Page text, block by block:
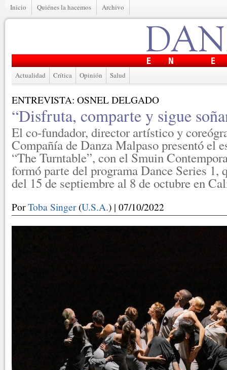
Inicio Quiénes la hacemos Archivo
Actualidad Crítica Opinión Salud
ENTREVISTA: OSNEL DELGADO
“Disfruta, comparte y sigue
El co-fundador, director artístico y
Compañía de Danza Malpaso presentó el
“The Turntable”, con el Smuin
formó parte del programa Dance Series 1,
del 15 de septiembre al 8 de octubre en
PorToba Singer(U.S.A.) | 07/10/2022